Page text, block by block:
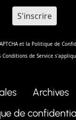
et la Politique de
Conditions de Service
Archives
de